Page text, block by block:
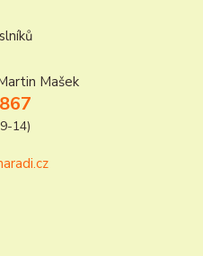
Mašek
14)